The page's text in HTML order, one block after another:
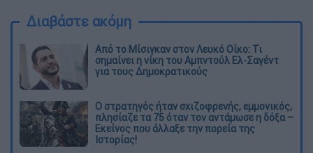
Διαβάστε ακόμη
Από το Μίσιγκαν στον Λευκό Οίκο: Τι
σημαίνει η νίκη του Αμπντούλ Ελ-Σαγέντ
για τους Δημοκρατικούς
O στρατηγός ήταν σχιζοφρενής, εμμονικός,
πλησίαζε τα 75 όταν τον αντάμωσε η δόξα –
Εκείνος που άλλαξε την πορεία της
Ιστορίας!